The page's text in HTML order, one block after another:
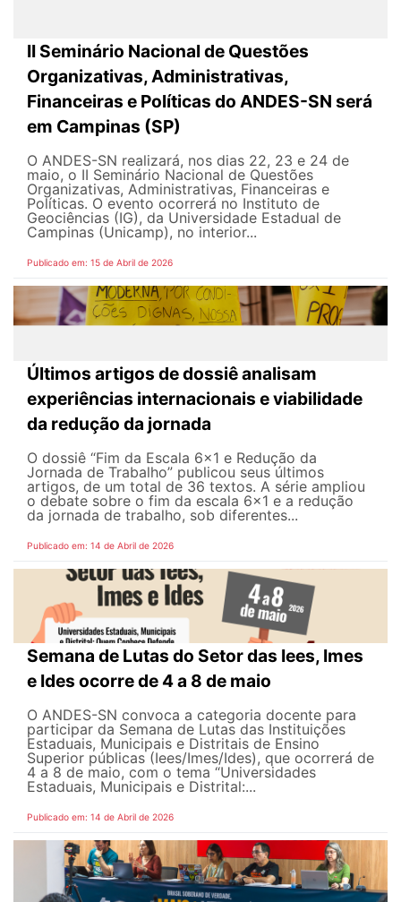
II Seminário Nacional de Questões
Organizativas, Administrativas,
Financeiras e Políticas do ANDES-SN será
em Campinas (SP)
O ANDES-SN realizará, nos dias 22, 23 e 24 de
maio, o II Seminário Nacional de Questões
Organizativas, Administrativas, Financeiras e
Políticas. O evento ocorrerá no Instituto de
Geociências (IG), da Universidade Estadual de
Campinas (Unicamp), no interior...
Publicado em: 15 de Abril de 2026
Últimos artigos de dossiê analisam
experiências internacionais e viabilidade
da redução da jornada
O dossiê “Fim da Escala 6×1 e Redução da
Jornada de Trabalho” publicou seus últimos
artigos, de um total de 36 textos. A série ampliou
o debate sobre o fim da escala 6x1 e a redução
da jornada de trabalho, sob diferentes...
Publicado em: 14 de Abril de 2026
Semana de Lutas do Setor das Iees, Imes
e Ides ocorre de 4 a 8 de maio
O ANDES-SN convoca a categoria docente para
participar da Semana de Lutas das Instituições
Estaduais, Municipais e Distritais de Ensino
Superior públicas (Iees/Imes/Ides), que ocorrerá de
4 a 8 de maio, com o tema “Universidades
Estaduais, Municipais e Distrital:...
Publicado em: 14 de Abril de 2026